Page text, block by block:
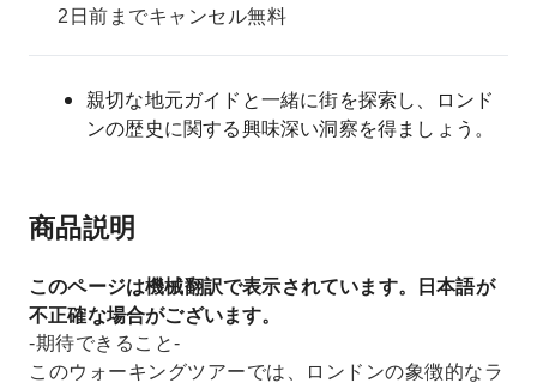
2日前までキャンセル無料
親切な地元ガイドと一緒に街を探索し、ロンド
ンの歴史に関する興味深い洞察を得ましょう。
商品説明
このページは機械翻訳で表示されています。日本語が
不正確な場合がございます。
-期待できること-
このウォーキングツアーでは、ロンドンの象徴的なラ